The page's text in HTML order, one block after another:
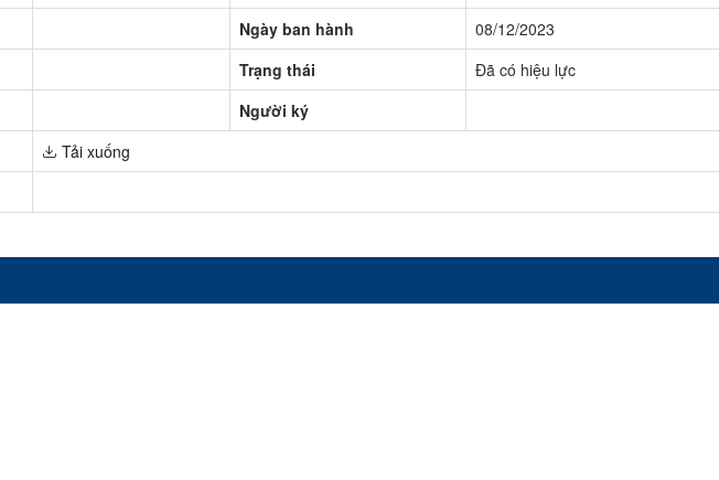
Ngày ban hành
08/12/2023
Trạng thái
Đã có hiệu lực
Người ký
Tải xuống